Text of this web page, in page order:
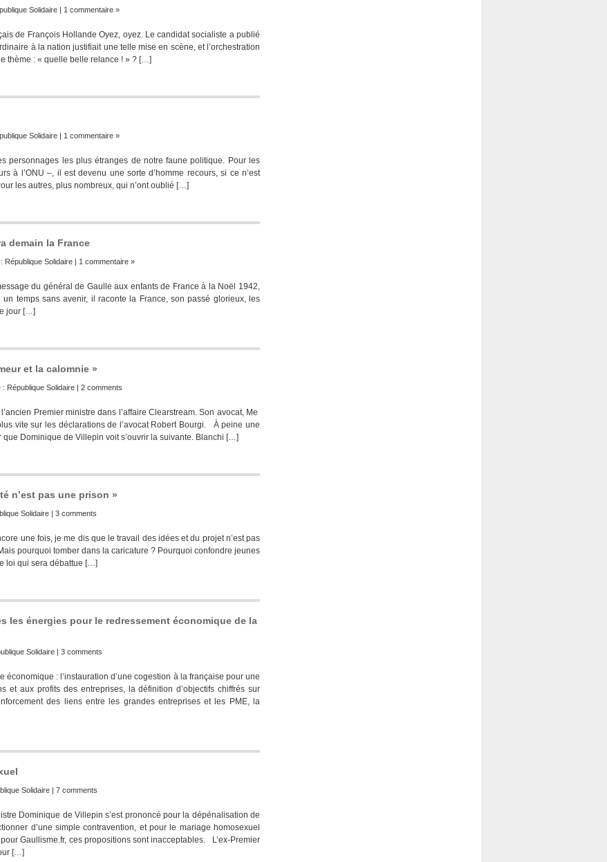
Solidaire | 1 commentaire »
de François Hollande Oyez, oyez. Le candidat socialiste a publié
à la nation justifiait une telle mise en scène, et l’orchestration
thème : « quelle belle relance ! » ? […]
Solidaire | 1 commentaire »
personnages les plus étranges de notre faune politique. Pour les
à l’ONU –, il est devenu une sorte d’homme recours, si ce n’est
les autres, plus nombreux, qui n’ont oublié […]
demain la France
République Solidaire | 1 commentaire »
du général de Gaulle aux enfants de France à la Noël 1942,
temps sans avenir, il raconte la France, son passé glorieux, les
jour […]
et la calomnie »
: République Solidaire | 2 comments
Premier ministre dans l’affaire Clearstream. Son avocat, Me
vite sur les déclarations de l’avocat Robert Bourgi. À peine une
Dominique de Villepin voit s’ouvrir la suivante. Blanchi […]
n’est pas une prison »
Solidaire | 3 comments
une fois, je me dis que le travail des idées et du projet n’est pas
pourquoi tomber dans la caricature ? Pourquoi confondre jeunes
loi qui sera débattue […]
les énergies pour le redressement économique de la
Solidaire | 3 comments
: l’instauration d’une cogestion à la française pour une
et aux profits des entreprises, la définition d’objectifs chiffrés sur
des liens entre les grandes entreprises et les PME, la
Solidaire | 7 comments
Dominique de Villepin s’est prononcé pour la dépénalisation de
d’une simple contravention, et pour le mariage homosexuel
Gaullisme.fr, ces propositions sont inacceptables. L’ex-Premier
[…]